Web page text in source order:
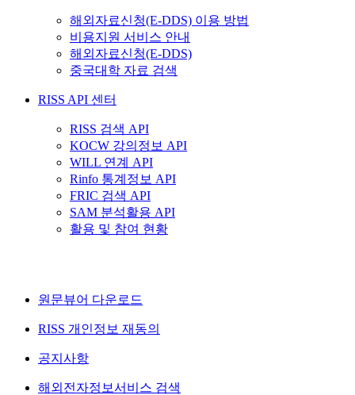
해외자료신청(E-DDS) 이용 방법
비용지원 서비스 안내
해외자료신청(E-DDS)
중국대학 자료 검색
RISS API 센터
RISS 검색 API
KOCW 강의정보 API
WILL 연계 API
Rinfo 통계정보 API
FRIC 검색 API
SAM 분석활용 API
활용 및 참여 현황
원문뷰어 다운로드
RISS 개인정보 재동의
공지사항
해외전자정보서비스 검색